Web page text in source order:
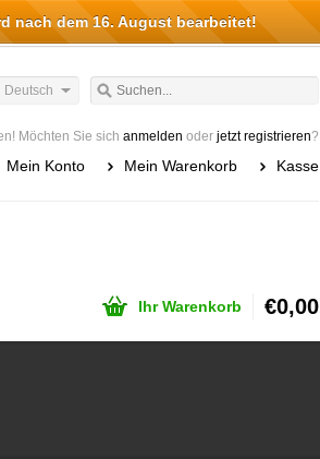
Deutsch
Möchten Sie sich anmelden oder jetzt registrieren?
Mein Konto Mein Warenkorb Kasse
Ihr Warenkorb €0,00
nach dem 16. August bearbeitet!